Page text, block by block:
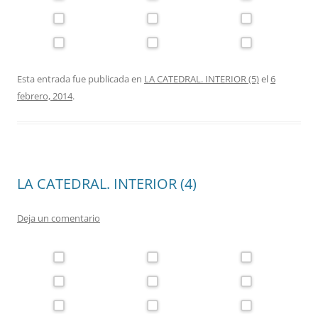
Esta entrada fue publicada en LA CATEDRAL. INTERIOR (5)el6
febrero, 2014.
LA CATEDRAL. INTERIOR (4)
Deja un comentario